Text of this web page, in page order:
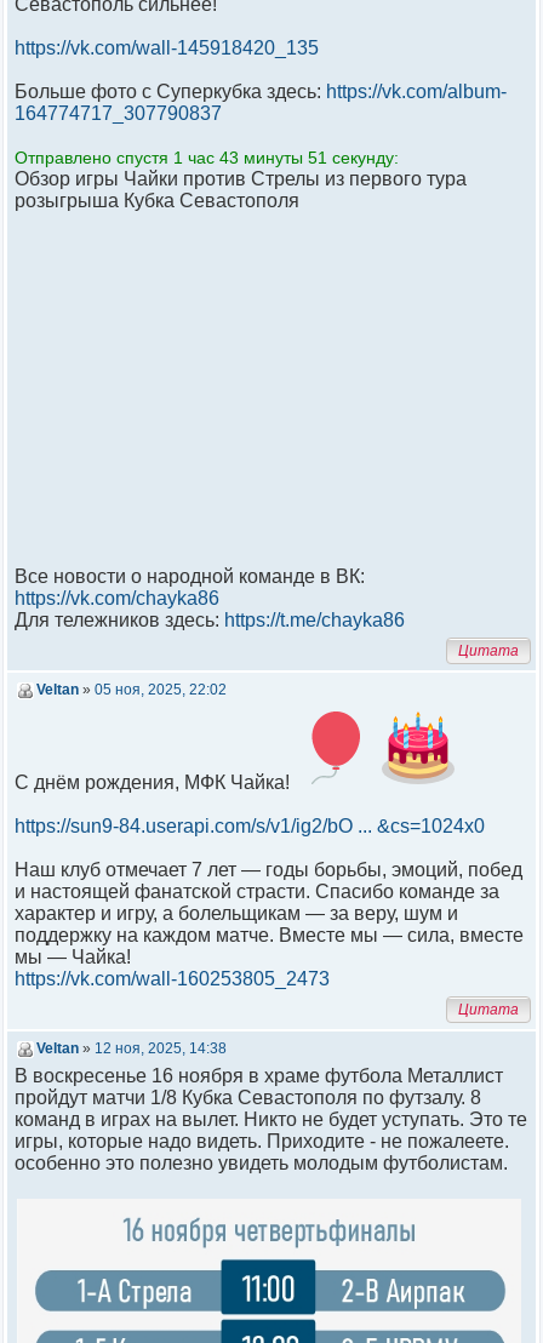
Севастополь сильнее!
https://vk.com/wall-145918420_135
Больше фото с Суперкубка здесь: https://vk.com/album-
164774717_307790837
Отправлено спустя 1 час 43 минуты 51 секунду:
Обзор игры Чайки против Стрелы из первого тура
розыгрыша Кубка Севастополя
Все новости о народной команде в ВК:
https://vk.com/chayka86
Для тележников здесь: https://t.me/chayka86
Цитата
Veltan » 05 ноя, 2025, 22:02
С днём рождения, МФК Чайка!
https://sun9-84.userapi.com/s/v1/ig2/bO ... &cs=1024x0
Наш клуб отмечает 7 лет — годы борьбы, эмоций, побед
и настоящей фанатской страсти. Спасибо команде за
характер и игру, а болельщикам — за веру, шум и
поддержку на каждом матче. Вместе мы — сила, вместе
мы — Чайка!
https://vk.com/wall-160253805_2473
Цитата
Veltan » 12 ноя, 2025, 14:38
В воскресенье 16 ноября в храме футбола Металлист
пройдут матчи 1/8 Кубка Севастополя по футзалу. 8
команд в играх на вылет. Никто не будет уступать. Это те
игры, которые надо видеть. Приходите - не пожалеете.
особенно это полезно увидеть молодым футболистам.